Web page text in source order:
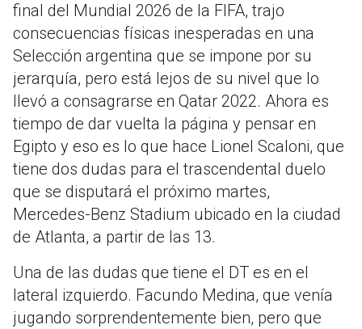
final del Mundial 2026 de la FIFA, trajo
consecuencias físicas inesperadas en una
Selección argentina que se impone por su
jerarquía, pero está lejos de su nivel que lo
llevó a consagrarse en Qatar 2022. Ahora es
tiempo de dar vuelta la página y pensar en
Egipto y eso es lo que hace Lionel Scaloni, que
tiene dos dudas para el trascendental duelo
que se disputará el próximo martes,
Mercedes-Benz Stadium ubicado en la ciudad
de Atlanta, a partir de las 13.
Una de las dudas que tiene el DT es en el
lateral izquierdo. Facundo Medina, que venía
jugando sorprendentemente bien, pero que